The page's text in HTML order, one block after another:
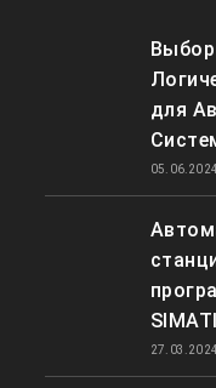
для
05.06.2024
27.03.2024